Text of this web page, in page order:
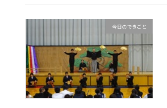
今日のできごと